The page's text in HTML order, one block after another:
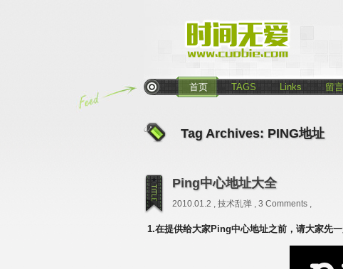
首页 TAGS Links 留
Tag Archives: PING地址
Ping中心地址大全
2010.01.2 , 技术乱弹 , 3 Comments ,
1.在提供给大家Ping中心地址之前，请大家先